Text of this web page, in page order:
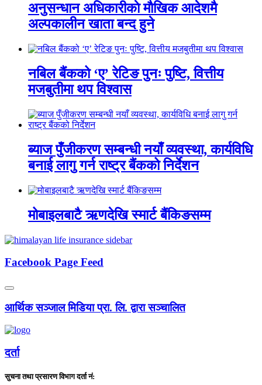
अनुसन्धान अधिकारीकाे माैखिक आदेशमै
अल्पकालीन खाता बन्द हुने
नबिल बैंकको ‘ए’ रेटिङ पुनः पुष्टि, वित्तीय
मजबुतीमा थप विश्वास
ब्याज पुँजीकरण सम्बन्धी नयाँ व्यवस्था, कार्यविधि
बनाई लागु गर्न राष्ट्र बैंकको निर्देशन
मोबाइलबाटै ऋणदेखि स्मार्ट बैंकिङसम्म
Facebook Page Feed
आर्थिक सञ्जाल मिडिया प्रा. लि. द्वारा सञ्चालित
दर्ता
सुचना तथा प्रसारण विभाग दर्ता नं: